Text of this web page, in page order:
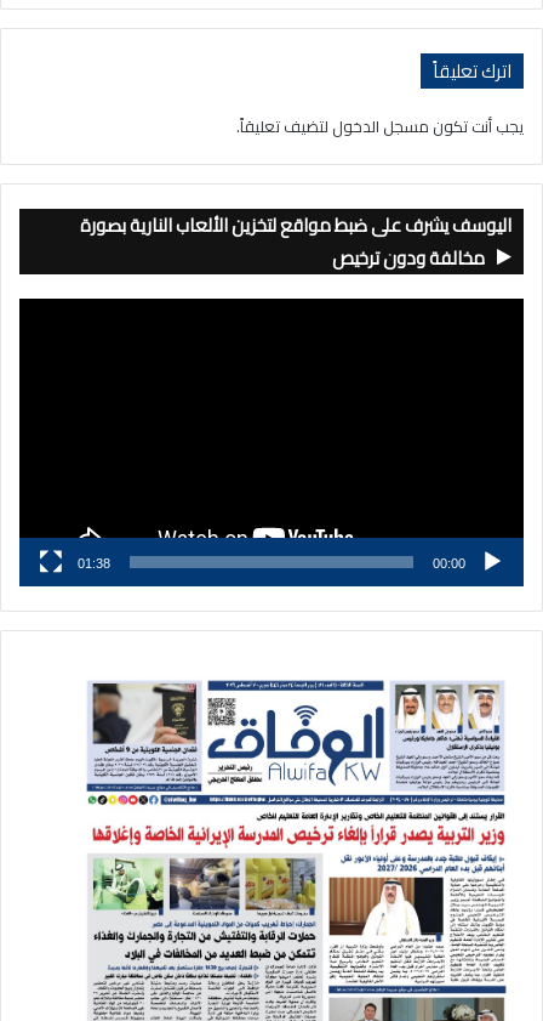
اترك تعليقاً
يجب أنت تكون مسجل الدخول لتضيف تعليقاً.
اليوسف يشرف على ضبط مواقع لتخزين الألعاب النارية بصورة
مخالفة ودون ترخيص
00:00
01:38